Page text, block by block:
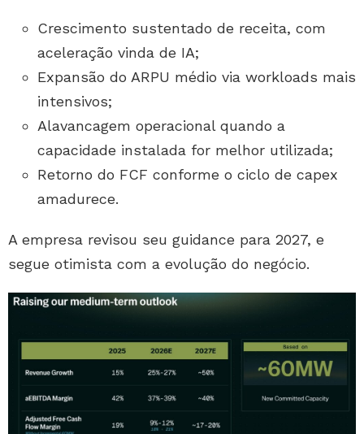
Crescimento sustentado de receita, com
aceleração vinda de IA;
Expansão do ARPU médio via workloads mais
intensivos;
Alavancagem operacional quando a
capacidade instalada for melhor utilizada;
Retorno do FCF conforme o ciclo de capex
amadurece.
A empresa revisou seu guidance para 2027, e
segue otimista com a evolução do negócio.